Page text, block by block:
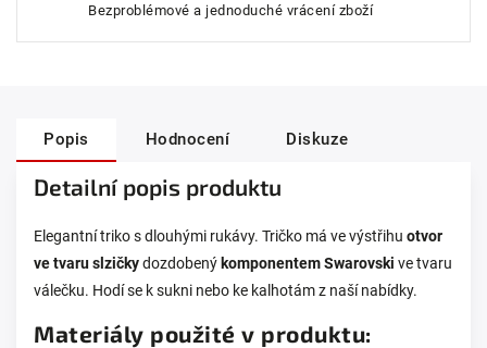
Bezproblémové a jednoduché vrácení zboží
Popis Hodnocení Diskuze
Detailní popis produktu
Elegantní triko s dlouhými rukávy. Tričko má ve výstřihu otvor
ve tvaru slzičkydozdobený komponentem Swarovski ve tvaru
válečku. Hodí se k sukni nebo ke kalhotám z naší nabídky.
Materiály použité v produktu: